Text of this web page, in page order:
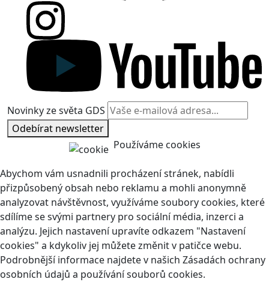
Novinky ze světa GDS
Odebírat newsletter
Používáme cookies
Abychom vám usnadnili procházení stránek, nabídli
přizpůsobený obsah nebo reklamu a mohli anonymně
analyzovat návštěvnost, využíváme soubory cookies, které
sdílíme se svými partnery pro sociální média, inzerci a
analýzu. Jejich nastavení upravíte odkazem "Nastavení
cookies" a kdykoliv jej můžete změnit v patičce webu.
Podrobnější informace najdete v našich Zásadách ochrany
osobních údajů a používání souborů cookies.